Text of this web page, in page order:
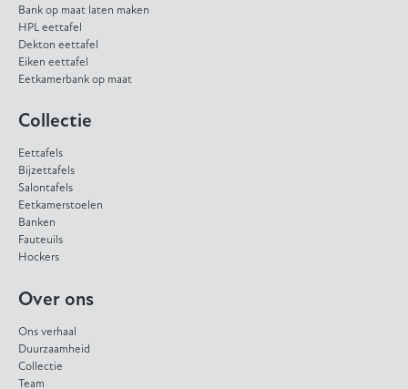
Bank op maat laten maken
HPL eettafel
Dekton eettafel
Eiken eettafel
Eetkamerbank op maat
Collectie
Eettafels
Bijzettafels
Salontafels
Eetkamerstoelen
Banken
Fauteuils
Hockers
Over ons
Ons verhaal
Duurzaamheid
Collectie
Team